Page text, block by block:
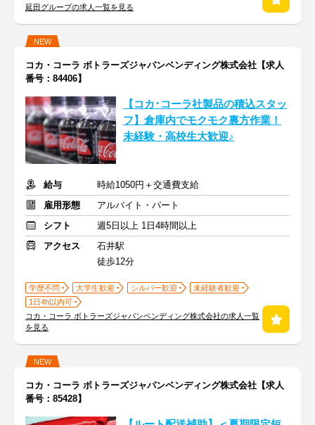
延田グループの求人一覧を見る
NEW
コカ・コーラ ボトラーズジャパンベンディング株式会社【求人
番号：84406】
【コカ･コーラ社製品の積込スタッ
フ】倉庫内でモクモク裏方作業！
未経験・高校生大歓迎♪
給与
時給1050円＋交通費支給
雇用形態
アルバイト・パート
シフト
週5日以上 1日4時間以上
アクセス
石井駅
徒歩12分
学歴不問 大学生歓迎 シルバー歓迎
未経験者歓迎
1日4h以内可
コカ・コーラ ボトラーズジャパンベンディング株式会社の求人一覧
を見る
NEW
コカ・コーラ ボトラーズジャパンベンディング株式会社【求人
番号：85428】